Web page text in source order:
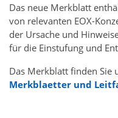
Das neue Merkblatt
von relevanten EOX-
der Ursache und
für die Einstufung und
Das Merkblatt finden Sie
Merkblaetter und